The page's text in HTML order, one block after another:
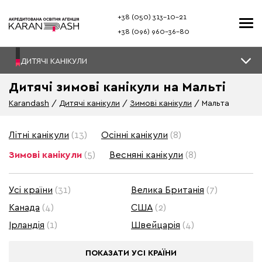
+38 (050) 313–10-21
+38 (096) 960–36-80
ДИТЯЧІ КАНІКУЛИ
Дитячі зимові канікули на Мальті
Karandash Дитячі канікули Зимові канікули Мальта
Літні канікули (13) Осінні канікули (8)
Зимові канікули (5) Весняні канікули (8)
Усі країни (31) Велика Британія (7)
Канада (4) США (2)
Ірландія (1) Швейцарія (4)
ПОКАЗАТИ УСІ КРАЇНИ